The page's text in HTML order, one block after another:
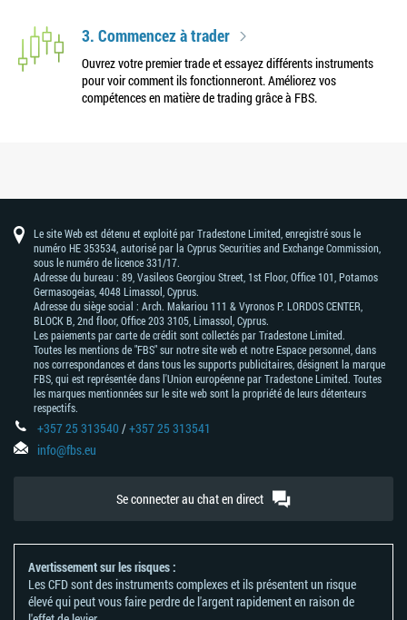
3. Commencez à trader
Ouvrez votre premier trade et essayez différents instruments
pour voir comment ils fonctionneront. Améliorez vos
compétences en matière de trading grâce à FBS.
Le site Web est détenu et exploité par Tradestone Limited, enregistré sous le
numéro HE 353534, autorisé par la Cyprus Securities and Exchange Commission,
sous le numéro de licence 331/17.
Adresse du bureau : 89, Vasileos Georgiou Street, 1st Floor, Office 101, Potamos
Germasogeias, 4048 Limassol, Cyprus.
Adresse du siège social : Arch. Makariou 111 & Vyronos Р. LORDOS CENTER,
BLOCK В, 2nd floor, Office 203 3105, Limassol, Cyprus.
Les paiements par carte de crédit sont collectés par Tradestone Limited.
Toutes les mentions de "FBS" sur notre site web et notre Espace personnel, dans
nos correspondances et dans tous les supports publicitaires, désignent la marque
FBS, qui est représentée dans l'Union européenne par Tradestone Limited. Toutes
les marques mentionnées sur le site web sont la propriété de leurs détenteurs
respectifs.
+357 25 313540/+357 25 313541
info@fbs.eu
Se connecter au chat en direct
Avertissement sur les risques :
Les CFD sont des instruments complexes et ils présentent un risque
élevé qui peut vous faire perdre de l'argent rapidement en raison de